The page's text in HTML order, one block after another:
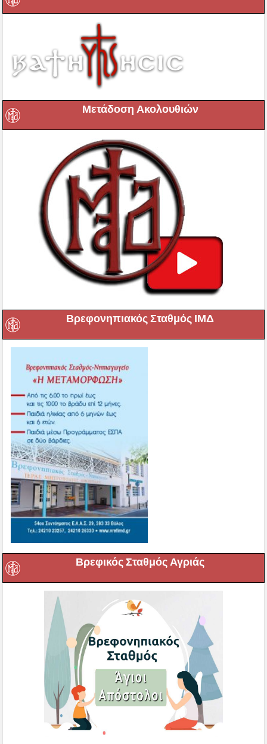
Μετάδοση Ακολουθιών
Βρεφονηπιακός Σταθμός ΙΜΔ
Βρεφικός Σταθμός Αγριάς